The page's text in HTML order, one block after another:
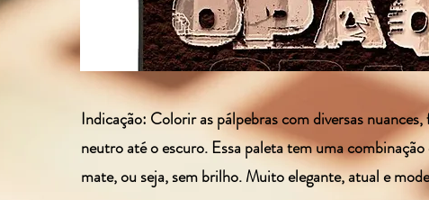
Indicação: Colorir as pálpebras com diversas
neutro até o escuro. Essa paleta tem uma
mate, ou seja, sem brilho. Muito elegante, atual e